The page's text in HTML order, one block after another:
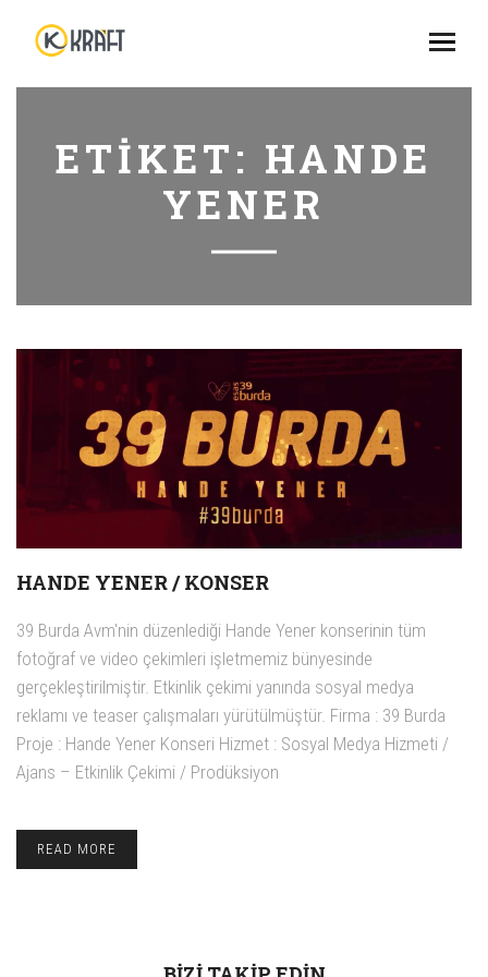
ETIKET: HANDE
YENER
HANDE YENER / KONSER
39 Burda Avm'nin düzenlediği Hande Yener konserinin tüm
fotoğraf ve video çekimleri işletmemiz bünyesinde
gerçekleştirilmiştir. Etkinlik çekimi yanında sosyal medya
reklamı ve teaser çalışmaları yürütülmüştür. Firma : 39 Burda
Proje : Hande Yener Konseri Hizmet : Sosyal Medya Hizmeti /
Ajans – Etkinlik Çekimi / Prodüksiyon
READ MORE